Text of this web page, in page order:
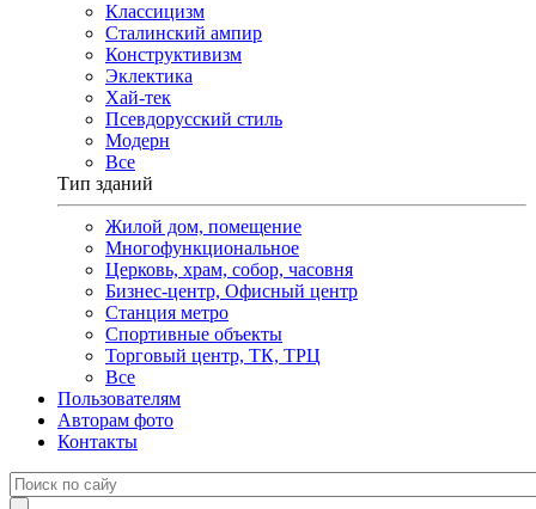
Классицизм
Сталинский ампир
Конструктивизм
Эклектика
Хай-тек
Псевдорусский стиль
Модерн
Все
Тип зданий
Жилой дом, помещение
Многофункциональное
Церковь, храм, собор, часовня
Бизнес-центр, Офисный центр
Станция метро
Спортивные объекты
Торговый центр, ТК, ТРЦ
Все
Пользователям
Авторам фото
Контакты